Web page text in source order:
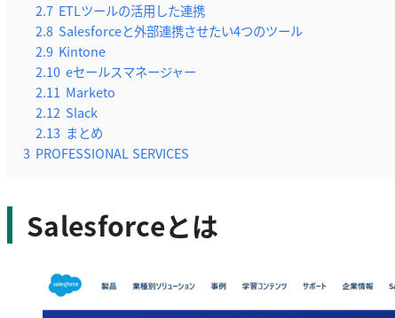
2.7 ETLツールの活用した連携
2.8 Salesforceと外部連携させたい4つのツール
2.9 Kintone
2.10 eセールスマネージャー
2.11 Marketo
2.12 Slack
2.13 まとめ
3 PROFESSIONAL SERVICES
Salesforceとは